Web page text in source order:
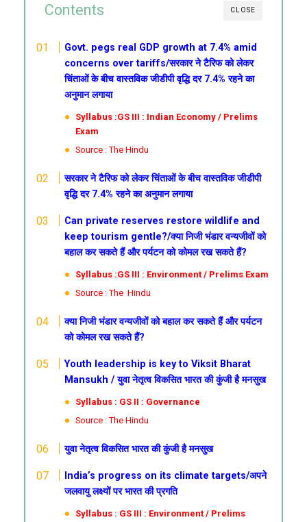
CLOSE
Contents
Govt. pegs real GDP growth at 7.4% amid
concerns over tariffs/सरकार ने टैरिफ को लेकर
चिंताओं के बीच वास्तविक जीडीपी वृद्धि दर 7.4% रहने का
अनुमान लगाया
Syllabus :GS III : Indian Economy / Prelims
Exam
Source : The Hindu
सरकार ने टैरिफ को लेकर चिंताओं के बीच वास्तविक जीडीपी
वृद्धि दर 7.4% रहने का अनुमान लगाया
Can private reserves restore wildlife and
keep tourism gentle?/क्या निजी भंडार वन्यजीवों को
बहाल कर सकते हैं और पर्यटन को कोमल रख सकते हैं?
Syllabus :GS III : Environment / Prelims Exam
Source : The Hindu
क्या निजी भंडार वन्यजीवों को बहाल कर सकते हैं और पर्यटन
को कोमल रख सकते हैं?
Youth leadership is key to Viksit Bharat
Mansukh /युवानेतृत्व विकसित भारत की कुंजी हैमनसुख
Syllabus : GS II : Governance
Source : The Hindu
युवानेतृत्व विकसित भारत की कुंजी हैमनसुख
India’s progress on its climate targets/अपने
जलवायु लक्ष्यों पर भारत की प्रगति
Syllabus : GS III : Environment / Prelims